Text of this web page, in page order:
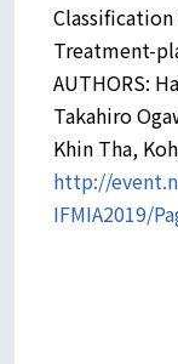
Treatment-
AUTHORS:
Takahiro
Khin Tha,
http://
IFMIA2019/